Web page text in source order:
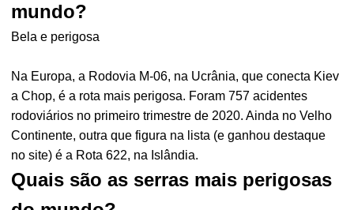
mundo?
Bela e perigosa
Na Europa, a Rodovia M-06, na Ucrânia, que conecta Kiev
a Chop, é a rota mais perigosa. Foram 757 acidentes
rodoviários no primeiro trimestre de 2020. Ainda no Velho
Continente, outra que figura na lista (e ganhou destaque
no site) é a Rota 622, na Islândia.
Quais são as serras mais perigosas